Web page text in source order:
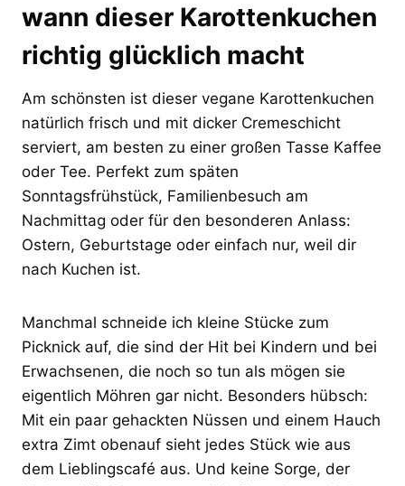
wann dieser Karottenkuchen
richtig glücklich macht
Am schönsten ist dieser vegane Karottenkuchen
natürlich frisch und mit dicker Cremeschicht
serviert, am besten zu einer großen Tasse Kaffee
oder Tee. Perfekt zum späten
Sonntagsfrühstück, Familienbesuch am
Nachmittag oder für den besonderen Anlass:
Ostern, Geburtstage oder einfach nur, weil dir
nach Kuchen ist.
Manchmal schneide ich kleine Stücke zum
Picknick auf, die sind der Hit bei Kindern und bei
Erwachsenen, die noch so tun als mögen sie
eigentlich Möhren gar nicht. Besonders hübsch:
Mit ein paar gehackten Nüssen und einem Hauch
extra Zimt obenauf sieht jedes Stück wie aus
dem Lieblingscafé aus. Und keine Sorge, der